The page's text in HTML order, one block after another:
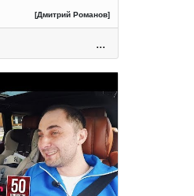
[Дмитрий Романов]
...